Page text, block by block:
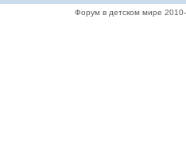
Форум в детском мире